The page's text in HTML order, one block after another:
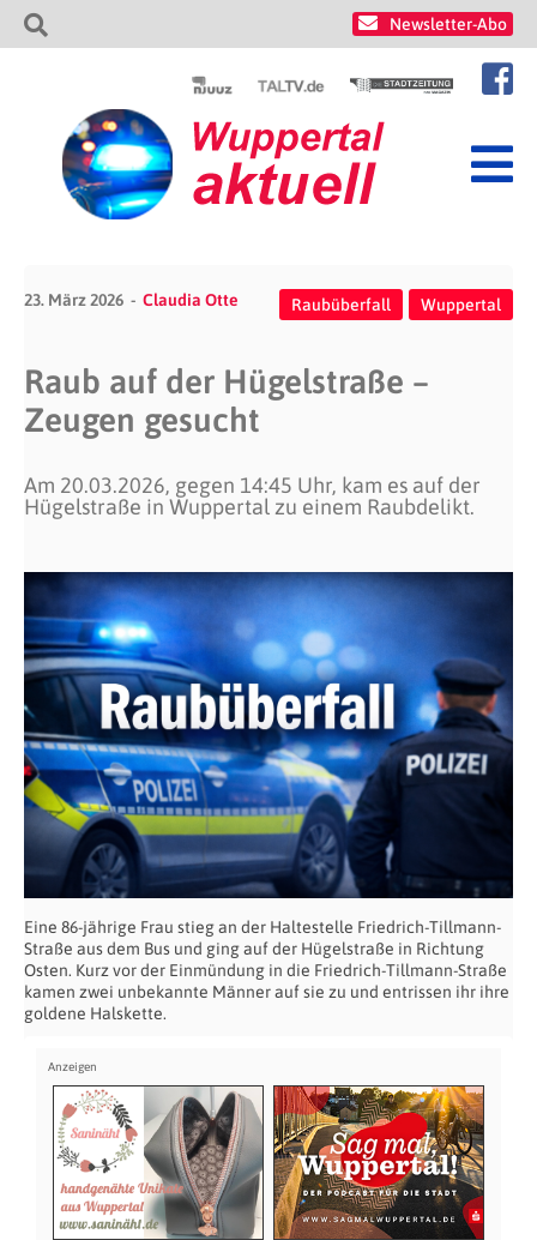
Newsletter-Abo
23. März 2026 Claudia Otte Raubüberfall Wuppertal
Raub auf der Hügelstraße –
Zeugen gesucht
Am 20.03.2026, gegen 14:45 Uhr, kam es auf der
Hügelstraße in Wuppertal zu einem Raubdelikt.
Eine 86-jährige Frau stieg an der Haltestelle Friedrich-Tillmann-
Straße aus dem Bus und ging auf der Hügelstraße in Richtung
Osten. Kurz vor der Einmündung in die Friedrich-Tillmann-Straße
kamen zwei unbekannte Männer auf sie zu und entrissen ihr ihre
goldene Halskette.